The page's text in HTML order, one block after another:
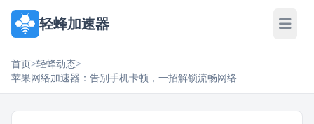
轻蜂加速器
首页>轻蜂动态>
苹果网络加速器：告别手机卡顿，一招解锁流畅网络